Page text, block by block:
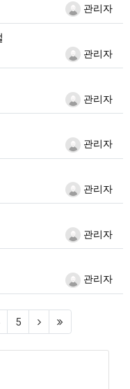
등록자관리자
등록자관리자
등록자관리자
등록자관리자
등록자관리자
등록자관리자
등록자관리자
5